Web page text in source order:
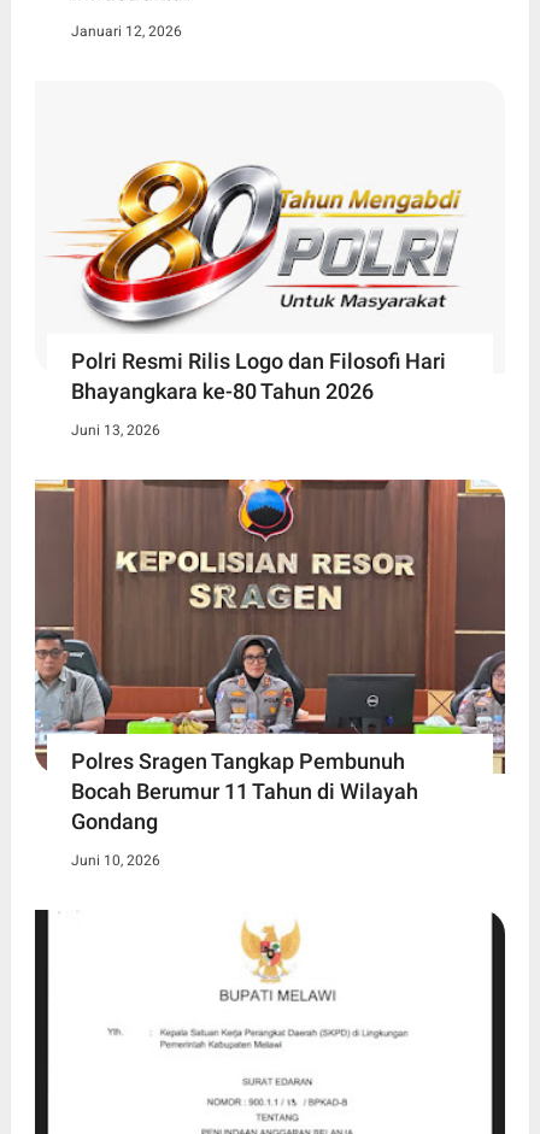
Januari 12, 2026
Polri Resmi Rilis Logo dan Filosofi Hari
Bhayangkara ke-80 Tahun 2026
Juni 13, 2026
Polres Sragen Tangkap Pembunuh
Bocah Berumur 11 Tahun di Wilayah
Gondang
Juni 10, 2026